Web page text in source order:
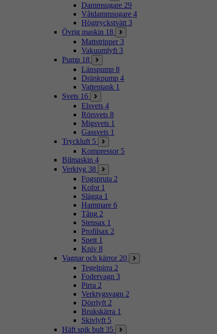
Dammsugare 29
Våtdammsugare 4
Högtryckstvätt 3
Övrig maskin 18
Mattstripper 3
Vakuumlyft 3
Pump 18
Länspump 8
Dränkpump 4
Vattentank 1
Svets 16
Elsvets 4
Rörsvets 8
Migsvets 1
Gassvets 1
Tryckluft 5
Kompressor 5
Bilmaskin 4
Verktyg 38
Fogspruta 2
Kofot 1
Slägga 1
Hammare 6
Tång 2
Stensax 1
Profilsax 2
Spett 1
Kniv 8
Vagnar och kärror 20
Tegelpirra 2
Fodervagn 3
Pirra 2
Verktygsvagn 2
Dörrlyft 2
Brukskärra 1
Skivlyft 5
Häft spik bult 35